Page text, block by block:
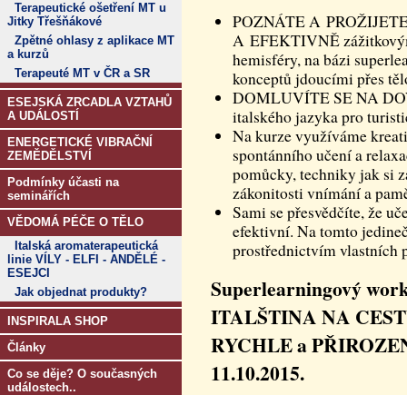
Terapeutické ošetření MT u
Jitky Třešňákové
Zpětné ohlasy z aplikace MT
a kurzů
Terapeuté MT v ČR a SR
ESEJSKÁ ZRCADLA VZTAHŮ
A UDÁLOSTÍ
ENERGETICKÉ VIBRAČNÍ
ZEMĚDĚLSTVÍ
Podmínky účasti na
seminářích
VĚDOMÁ PÉČE O TĚLO
Italská aromaterapeutická
linie VÍLY - ELFI - ANDĚLÉ -
ESEJCI
Jak objednat produkty?
INSPIRALA SHOP
Články
Co se děje? O současných
událostech..
POZNÁTE A
A EFEKTIVNĚ
hemisféry, na bázi
konceptů jdoucími přes
DOMLUVÍTE SE NA
italského jazyka pro
Na kurze využíváme
spontánního učení a
pomůcky, techniky jak si
zákonitosti vnímání a
Sami se přesvědčíte, že
efektivní. Na tomto
prostřednictvím vlastních
Superlearningový
ITALŠTINA NA
RYCHLE a
11.10.2015.